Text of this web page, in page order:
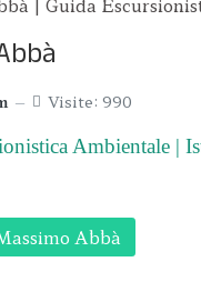
Visite: 990
Ambientale |
Abbà